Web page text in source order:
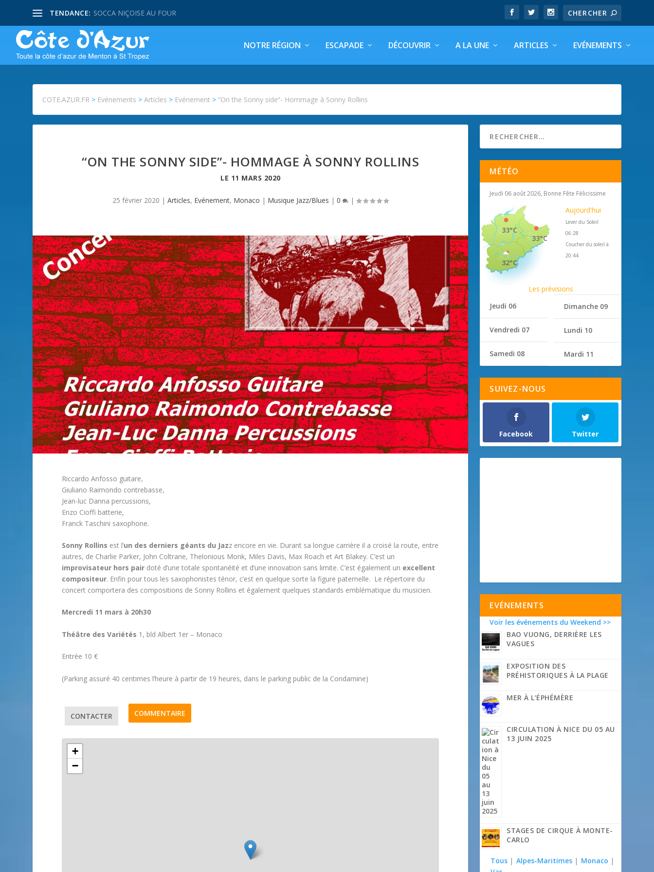
TENDANCE: SOCCA NIÇOISE AU FOUR
NOTRE RÉGION ESCAPADE DÉCOUVRIR A LA UNE ARTICLES EVÉNEMENTS
COTE.AZUR.FR > Evénements >Articles > Evénement >“On the Sonny side”- Hommage à Sonny Rollins
“ON THE SONNY SIDE”- HOMMAGE À SONNY ROLLINS
LE 11 MARS 2020
25 février 2020 |Articles, Evénement, Monaco | Musique Jazz/Blues |0 |
Riccardo Anfosso guitare,
Giuliano Raimondo contrebasse,
Jean-luc Danna percussions,
Enzo Cioffi batterie,
Franck Taschini saxophone.
Sonny Rollins est l’un des derniers géants du Jazz encore en vie. Durant sa longue carrière il a croisé la route, entre
autres, de Charlie Parker, John Coltrane, Thelonious Monk, Miles Davis, Max Roach et Art Blakey. C’est un
improvisateur hors pair doté d’une totale spontanéité et d’une innovation sans limite. C’est également un excellent
compositeur. Enfin pour tous les saxophonistes ténor, c’est en quelque sorte la figure paternelle. Le répertoire du
concert comportera des compositions de Sonny Rollins et également quelques standards emblématique du musicien.
Mercredi 11 mars à 20h30
Théâtre des Variétés 1, bld Albert 1er – Monaco
Entrée 10 €
(Parking assuré 40 centimes l’heure à partir de 19 heures, dans le parking public de la Condamine)
CONTACTER COMMENTAIRE
+
−
MÉTÉO
Jeudi 06 août 2026, Bonne Fête Félicissime
33°C
33°C
32°C
Aujourd'hui
Lever du Soleil
06:28
Coucher du soleil à
20:44
Les prévisions
Jeudi 06
Vendredi 07
Samedi 08
Dimanche 09
Lundi 10
Mardi 11
SUIVEZ-NOUS
Facebook Twitter
EVÉNEMENTS
Voir les événements du Weekend >>
BAO VUONG, DERRIÈRE LES
VAGUES
EXPOSITION DES
PRÉHISTORIQUES À LA PLAGE
MER À L’ÉPHÉMÈRE
CIRCULATION À NICE DU 05 AU
13 JUIN 2025
STAGES DE CIRQUE À MONTE-
CARLO
Tous | Alpes-Maritimes | Monaco |